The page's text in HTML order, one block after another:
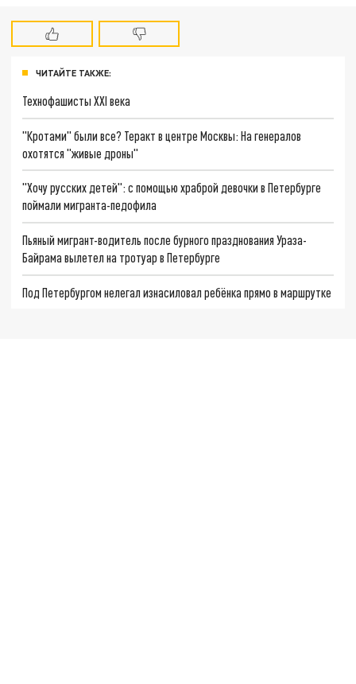
ЧИТАЙТЕ ТАКЖЕ:
Технофашисты XXI века
"Кротами" были все? Теракт в центре Москвы: На генералов
охотятся "живые дроны"
"Хочу русских детей": с помощью храброй девочки в Петербурге
поймали мигранта-педофила
Пьяный мигрант-водитель после бурного празднования Ураза-
Байрама вылетел на тротуар в Петербурге
Под Петербургом нелегал изнасиловал ребёнка прямо в маршрутке